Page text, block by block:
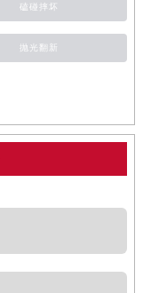
磕碰摔坏
抛光翻新